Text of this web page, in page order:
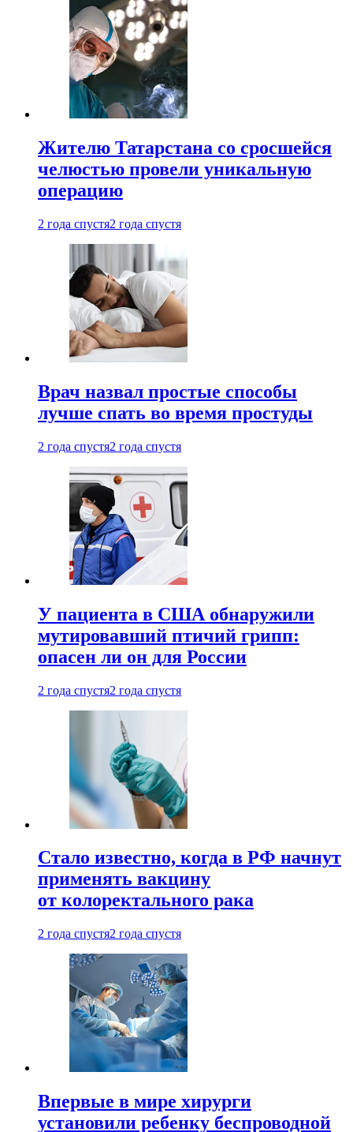
Жителю Татарстана со сросшейся
челюстью провели уникальную
операцию
2 года спустя2 года спустя
Врач назвал простые способы
лучше спать во время простуды
2 года спустя2 года спустя
У пациента в США обнаружили
мутировавший птичий грипп:
опасен ли он для России
2 года спустя2 года спустя
Стало известно, когда в РФ начнут
применять вакцину
от колоректального рака
2 года спустя2 года спустя
Впервые в мире хирурги
установили ребенку беспроводной